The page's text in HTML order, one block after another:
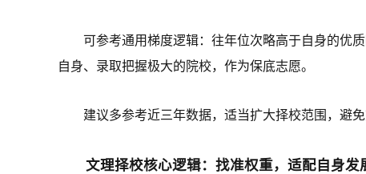
可参考通用梯度逻辑：往年位次略高于自身的优
自身、录取把握极大的院校，作为保底志愿。
建议多参考近三年数据，适当扩大择校范围，避
文理择校核心逻辑：找准权重，适配自身发